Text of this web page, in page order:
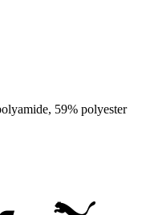
59% polyester